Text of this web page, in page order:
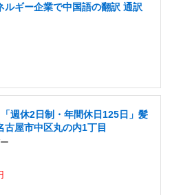
ギー企業で中国語の翻訳 通訳
週休2日制・年間休日125日」髪
屋市中区丸の内1丁目